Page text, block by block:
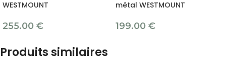
WESTMOUNT
255.00 €
métal WESTMOUNT
199.00 €
Produits similaires